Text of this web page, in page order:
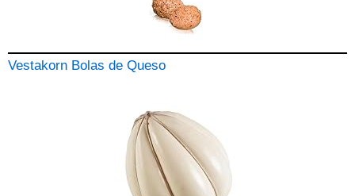
Vestakorn Bolas de Queso